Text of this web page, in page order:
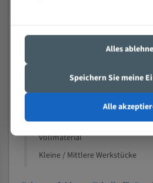
Nichteisenmetalle
Speziell entwickelt für Profile /
Vollmaterial
Kleine / Mittlere Werkstücke
Alles
Speichern Sie meine
Alle